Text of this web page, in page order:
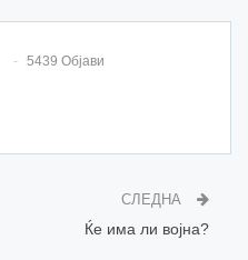
5439 Објави
СЛЕДНА
Ќе има ли војна?